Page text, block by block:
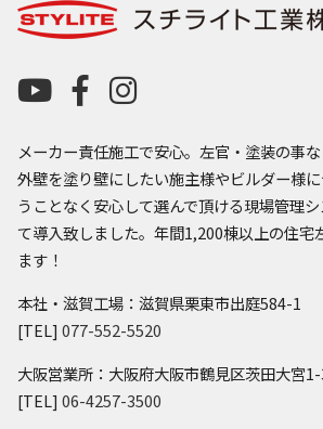
メーカー責任施工で安心。左官・塗装の事
外壁を塗り壁にしたい施主様やビルダー様
うことなく安心して選んで頂ける現場管理
て導入致しました。年間1,200棟以上の住宅
ます！
本社・滋賀工場：滋賀県栗東市出庭584-1
[TEL] 077-552-5520
大阪営業所：大阪府大阪市鶴見区茨田大宮
[TEL] 06-4257-3500